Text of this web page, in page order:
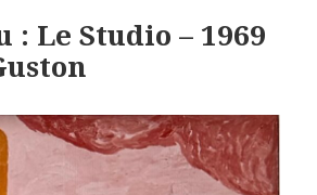
: Le Studio – 1969